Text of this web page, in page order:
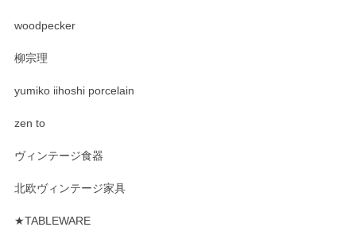
woodpecker
柳宗理
yumiko iihoshi porcelain
zen to
ヴィンテージ食器
北欧ヴィンテージ家具
★TABLEWARE